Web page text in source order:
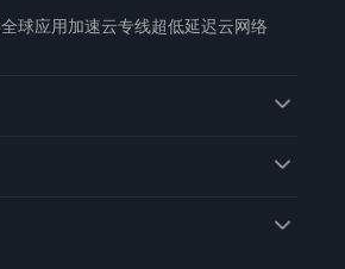
全球应用加速云专线超低延迟云网络